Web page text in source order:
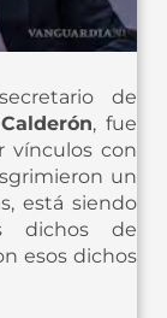
de
, fue
vínculos con
un
está siendo
dichos de
esos dichos